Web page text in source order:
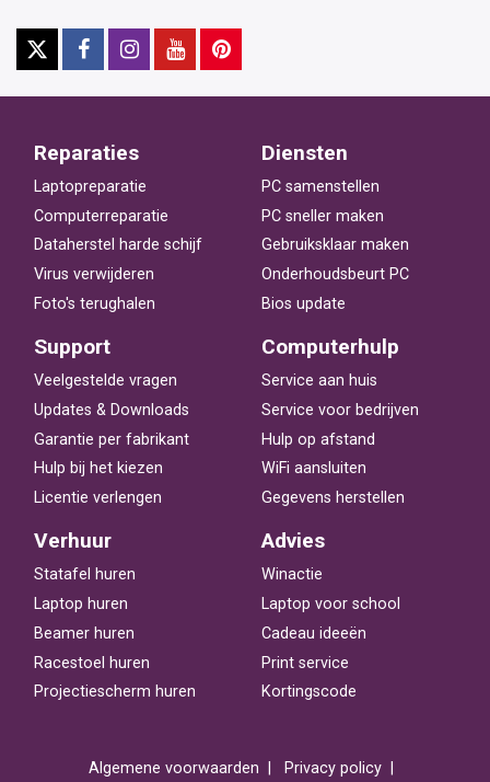
Reparaties
Laptopreparatie
Computerreparatie
Dataherstel harde schijf
Virus verwijderen
Foto's terughalen
Diensten
PC samenstellen
PC sneller maken
Gebruiksklaar maken
Onderhoudsbeurt PC
Bios update
Support
Veelgestelde vragen
Updates & Downloads
Garantie per fabrikant
Hulp bij het kiezen
Licentie verlengen
Computerhulp
Service aan huis
Service voor bedrijven
Hulp op afstand
WiFi aansluiten
Gegevens herstellen
Verhuur
Statafel huren
Laptop huren
Beamer huren
Racestoel huren
Projectiescherm huren
Advies
Winactie
Laptop voor school
Cadeau ideeën
Print service
Kortingscode
Algemene voorwaarden Privacy policy